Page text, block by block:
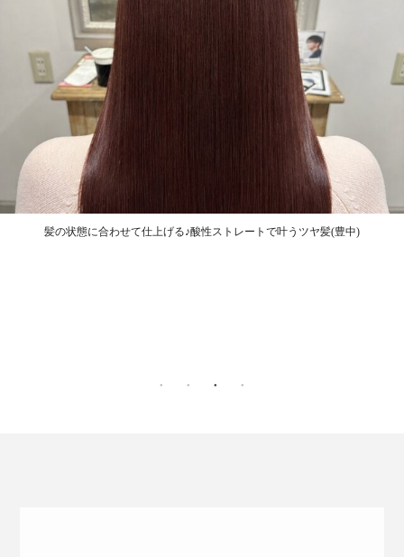
髪の状態に合わせて仕上げる♪酸性ストレートで叶うツヤ髪(豊中)